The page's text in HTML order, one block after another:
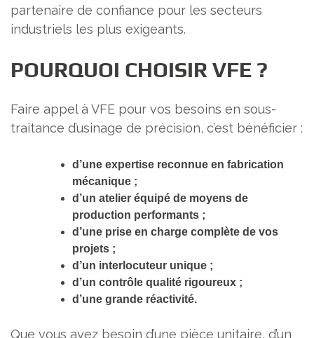
partenaire de confiance pour les secteurs
industriels les plus exigeants.
POURQUOI CHOISIR VFE ?
Faire appel à VFE pour vos besoins en sous-
traitance d’usinage de précision, c’est bénéficier :
d’une expertise reconnue en fabrication
mécanique ;
d’un atelier équipé de moyens de
production performants ;
d’une prise en charge complète de vos
projets ;
d’un interlocuteur unique ;
d’un contrôle qualité rigoureux ;
d’une grande réactivité.
Que vous ayez besoin d’une pièce unitaire, d’un